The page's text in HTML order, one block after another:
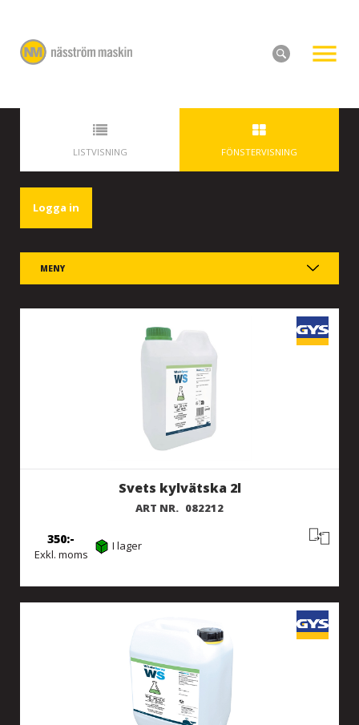
LISTVISNING FÖNSTERVISNING
Logga in
MENY
Svets kylvätska 2l
ART NR. 082212
Exkl. moms
350 I lager